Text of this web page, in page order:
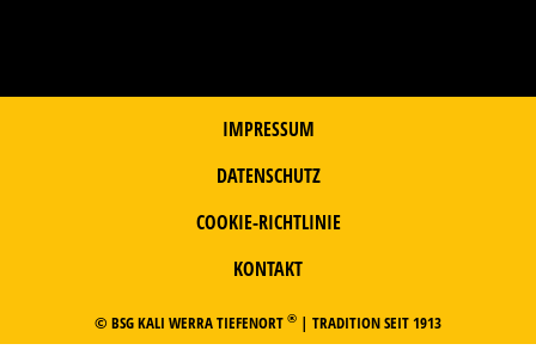
IMPRESSUM
DATENSCHUTZ
COOKIE-RICHTLINIE
KONTAKT
© BSG KALI WERRA TIEFENORT ® | TRADITION SEIT 1913